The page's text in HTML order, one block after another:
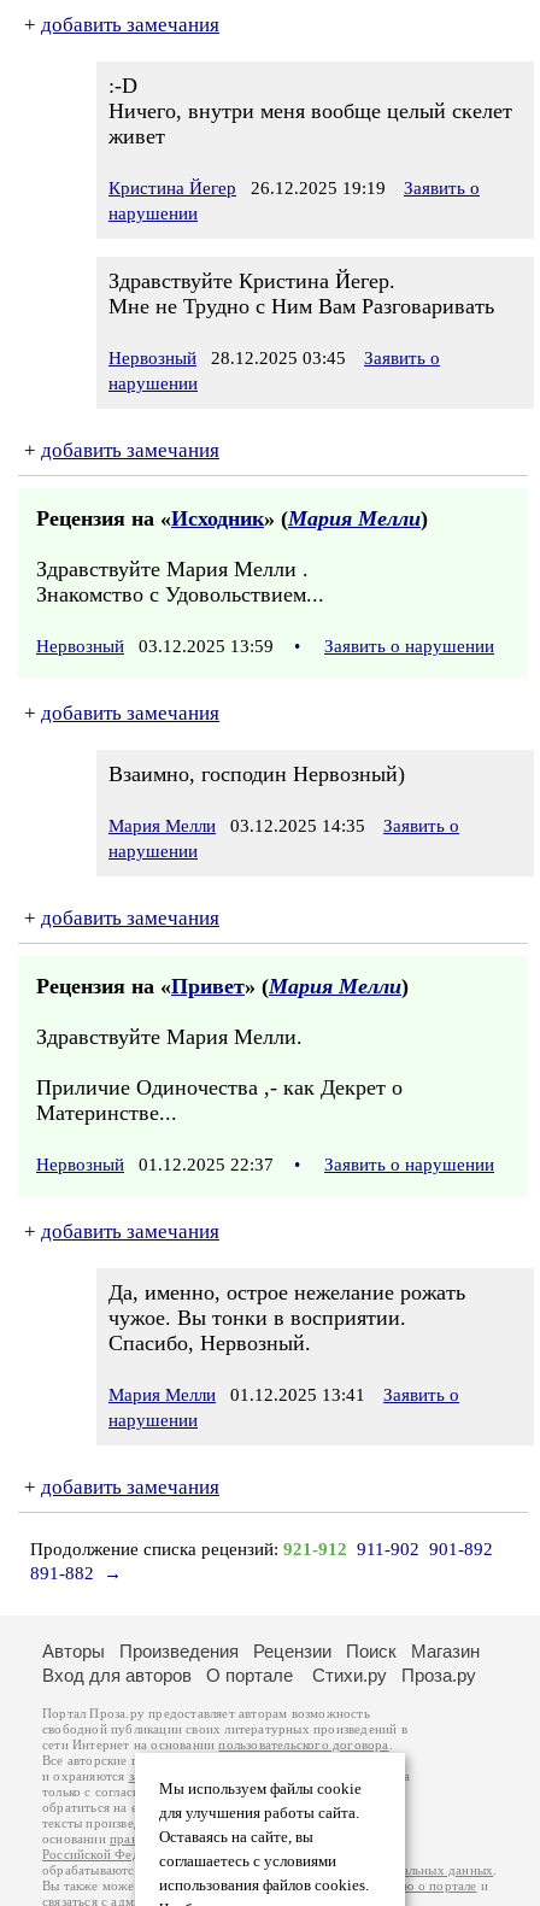
+ добавить замечания
:-D
Ничего, внутри меня вообще целый скелет
живет
Кристина Йегер 26.12.2025 19:19
Заявить о
нарушении
Здравствуйте Кристина Йегер.
Мне не Трудно с Ним Вам Разговаривать
Нервозный 28.12.2025 03:45
Заявить о
нарушении
+ добавить замечания
Рецензия на «Исходник» (Мария Мелли)
Здравствуйте Мария Мелли .
Знакомство с Удовольствием...
Нервозный 03.12.2025 13:59 • Заявить о нарушении
+ добавить замечания
Взаимно, господин Нервозный)
Мария Мелли 03.12.2025 14:35
Заявить о
нарушении
+ добавить замечания
Рецензия на «Привет» (Мария Мелли)
Здравствуйте Мария Мелли.
Приличие Одиночества ,- как Декрет о
Материнстве...
Нервозный 01.12.2025 22:37 • Заявить о нарушении
+ добавить замечания
Да, именно, острое нежелание рожать
чужое. Вы тонки в восприятии.
Спасибо, Нервозный.
Мария Мелли 01.12.2025 13:41
Заявить о
нарушении
+ добавить замечания
Продолжение списка рецензий: 921-912 911-902 901-892
891-882
→
Мы используем файлы cookie
для улучшения работы сайта.
Оставаясь на сайте, вы
соглашаетесь с условиями
использования файлов cookies.
Авторы Произведения Рецензии Поиск
Магазин
Вход для авторов
О портале Стихи.ру Проза.ру
Портал Проза.ру предоставляет авторам возможность
свободной публикации своих литературных произведений в
сети Интернет на основаниипользовательского договора
Все авторские права на произведения принадлежат авторам
и охраняются законом
. Перепечатка произведений возможна
только с согласия его автора, к которому вы можете
обратиться на его авторской странице. Ответственность за
тексты произведений авторы несут самостоятельно на
основанииправил публикацииизаконодательства
Российской Федерации
обрабатываются на основанииПолитики обработки персональных данных
Вы также можете посмотреть более подробнуюинформацию о портале и
связаться с администрацией